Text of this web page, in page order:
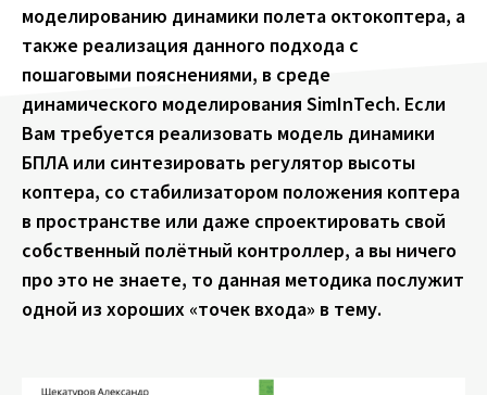
моделированию динамики полета октокоптера, а
также реализация данного подхода с
пошаговыми пояснениями, в среде
динамического моделирования SimInTech. Если
Вам требуется реализовать модель динамики
БПЛА или синтезировать регулятор высоты
коптера, со стабилизатором положения коптера
в пространстве или даже спроектировать свой
собственный полётный контроллер, а вы ничего
про это не знаете, то данная методика послужит
одной из хороших «точек входа» в тему.